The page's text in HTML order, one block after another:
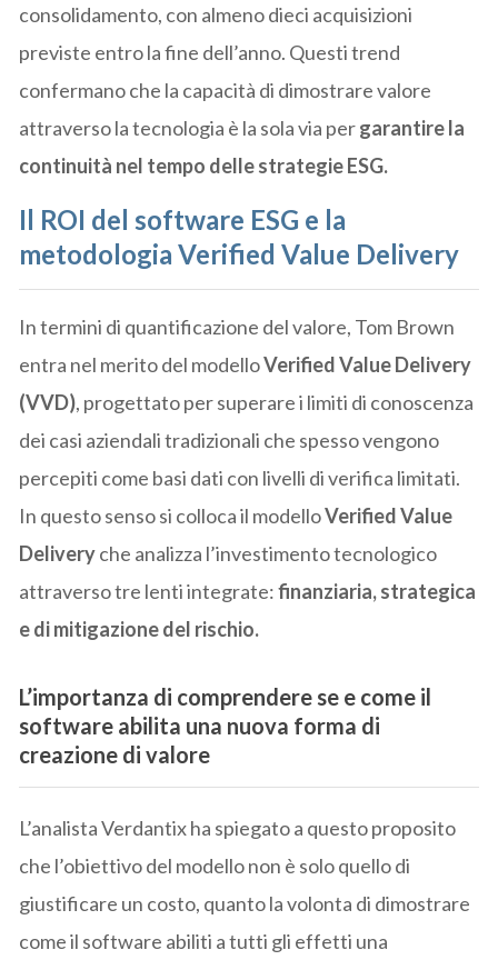
consolidamento, con almeno dieci acquisizioni
previste entro la fine dell’anno. Questi trend
confermano che la capacità di dimostrare valore
attraverso la tecnologia è la sola via pergarantire la
continuità nel tempo delle strategie ESG.
Il ROI del software ESG e la
metodologia Verified Value Delivery
In termini di quantificazione del valore, Tom Brown
entra nel merito del modelloVerified Value Delivery
(VVD), progettato per superare i limiti di conoscenza
dei casi aziendali tradizionali che spesso vengono
percepiti come basi dati con livelli di verifica limitati.
In questo senso si colloca il modelloVerified Value
Deliveryche analizza l’investimento tecnologico
attraverso tre lenti integrate:finanziaria, strategica
e di mitigazione del rischio.
L’importanza di comprendere se e come il
software abilita una nuova forma di
creazione di valore
L’analista Verdantix ha spiegato a questo proposito
che l’obiettivo del modello non è solo quello di
giustificare un costo, quanto la volonta di dimostrare
come il software abiliti a tutti gli effetti una